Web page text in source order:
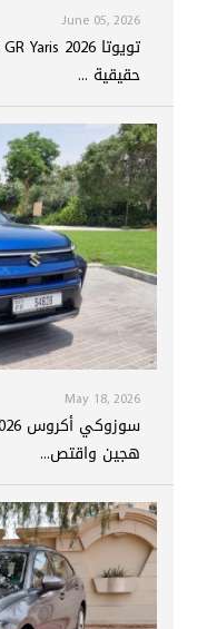
June 05, 2026
حقيقية ...
May 18, 2026
هجين واقتص...